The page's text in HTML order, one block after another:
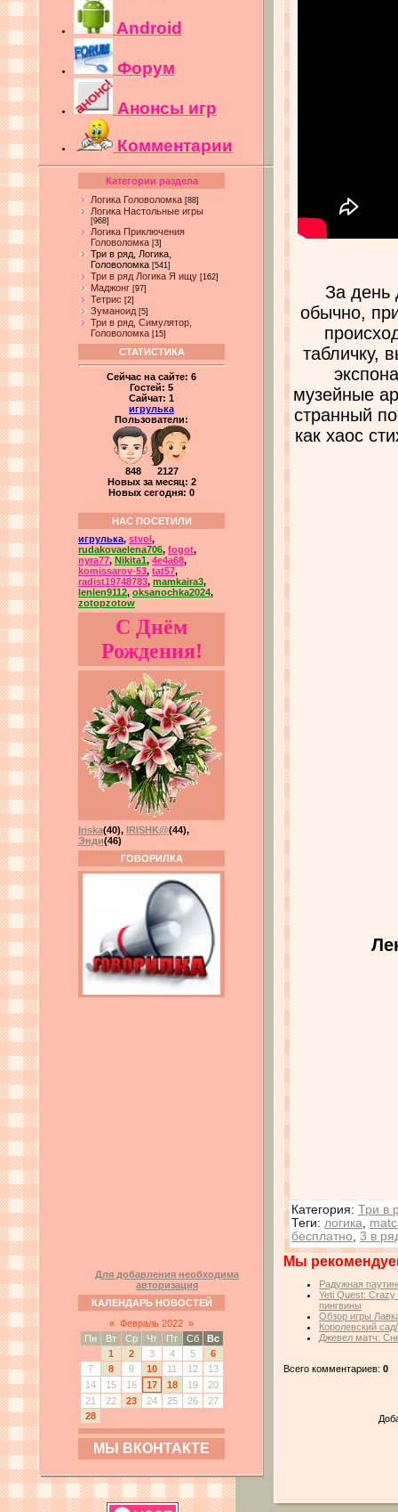
Android
Форум
Анонсы игр
Комментарии
Категории раздела
Логика Головоломка [88]
Логика Настольные игры
[968]
Логика Приключения
Головоломка [3]
Три в ряд, Логика,
Головоломка [541]
Три в ряд Логика Я ищу [162]
Маджонг [97]
Тетрис [2]
Зуманоид [5]
Три в ряд, Симулятор,
Головоломка [15]
СТАТИСТИКА
Сейчас на сайте: 6
Гостей: 5
Сайчат: 1
игрулька
Пользователи:
848 2127
Новых за месяц: 2
Новых сегодня: 0
НАС ПОСЕТИЛИ
игрулька, stvol ,
rudakovaelena706, fogot,
nyra77, Nikita1, 4e4a68,
komissarov-53, tat57,
radist19748783, mamkaira3,
lenlen9112, oksanochka2024,
zotopzotow
С Днём
Рождения!
Iriska(40), IRISHK@(44),
Энди(46)
ГОВОРИЛКА
Для добавления необходима
авторизация
КАЛЕНДАРЬ НОВОСТЕЙ
« Февраль 2022 »
Пн
Вт Ср Чт Пт Сб
Вс
1
2 3 4 5
6
7
8 9 10 11 12
13
14
15 16 17 18 19
20
21
22 23 24 25 26
27
28
МЫ ВКОНТАКТЕ
За день
обычно,
табличку,
музейные
странный
как хаос
Категория: Три в
Теги: логика
бесплатно 3 в
Мы
Радужная
Yeti Quest:
пингвины
Обзор игры
Королевский
Джевел матч:
Всего комментариев: 0